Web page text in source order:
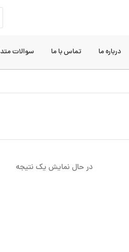
درباره ما تماس با ما سوالات
در حال نمایش یک نتیجه